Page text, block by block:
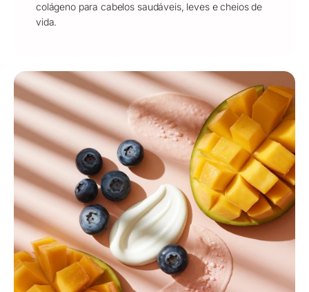
colágeno para cabelos saudáveis, leves e cheios de
vida.